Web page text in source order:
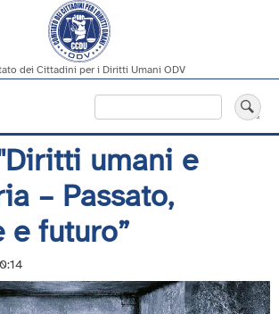
dei Cittadini per i Diritti Umani ODV
umani e
– Passato,
e futuro”